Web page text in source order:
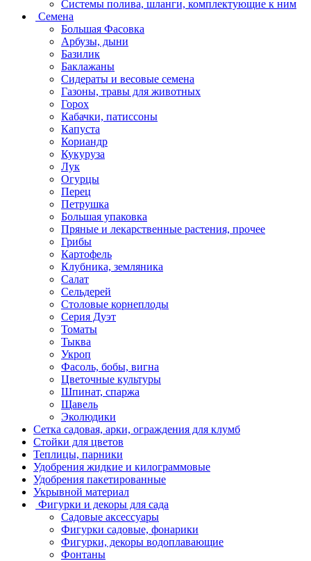
Системы полива, шланги, комплектующие к ним
Семена
Большая Фасовка
Арбузы, дыни
Базилик
Баклажаны
Сидераты и весовые семена
Газоны, травы для животных
Горох
Кабачки, патиссоны
Капуста
Кориандр
Кукуруза
Лук
Огурцы
Перец
Петрушка
Большая упаковка
Пряные и лекарственные растения, прочее
Грибы
Картофель
Клубника, земляника
Салат
Сельдерей
Столовые корнеплоды
Серия Дуэт
Томаты
Тыква
Укроп
Фасоль, бобы, вигна
Цветочные культуры
Шпинат, спаржа
Щавель
Эколюдики
Сетка садовая, арки, ограждения для клумб
Стойки для цветов
Теплицы, парники
Удобрения жидкие и килограммовые
Удобрения пакетированные
Укрывной материал
Фигурки и декоры для сада
Садовые аксессуары
Фигурки садовые, фонарики
Фигурки, декоры водоплавающие
Фонтаны